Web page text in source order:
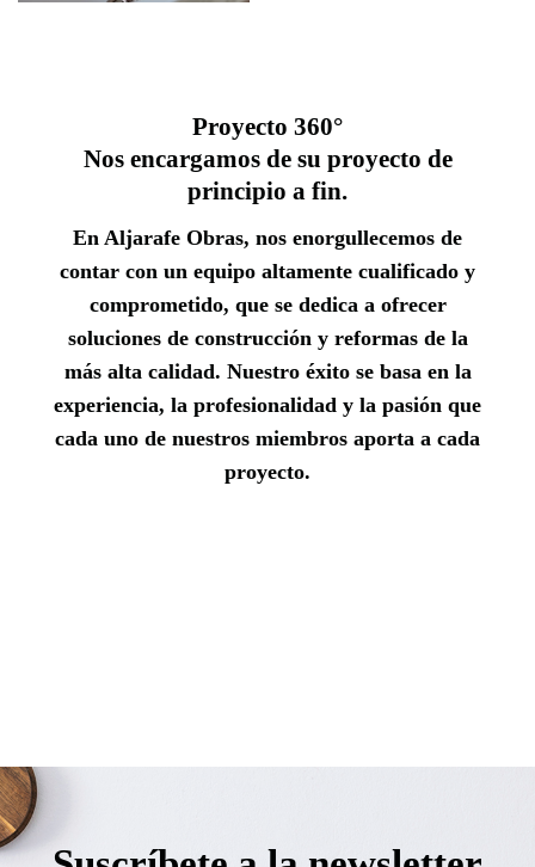
Proyecto 360°
Nos encargamos de su proyecto de
principio a fin.
En Aljarafe Obras, nos enorgullecemos de
contar con un equipo altamente cualificado y
comprometido, que se dedica a ofrecer
soluciones de construcción y reformas de la
más alta calidad. Nuestro éxito se basa en la
experiencia, la profesionalidad y la pasión que
cada uno de nuestros miembros aporta a cada
proyecto.